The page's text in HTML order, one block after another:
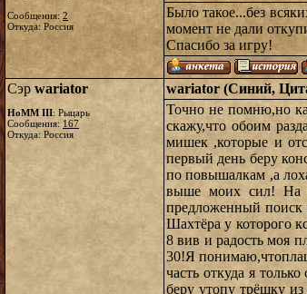
Сообщения: 2
Откуда: Россия
Было такое...без
момент не дали
Спасибо за игру!
Сэр wariator
HoMM III: Рыцарь
Сообщения: 167
Откуда: Россия
wariator (Синий,
Точно не помню,но
скажу,что обоим
мишек ,которые и
первый день беру
по повышалкам ,а
выше моих сил! На
предложенный поиск
Шахтёра у которого
8 вив и радость моя
30!Я
часть откуда я
беру утопу трёшку